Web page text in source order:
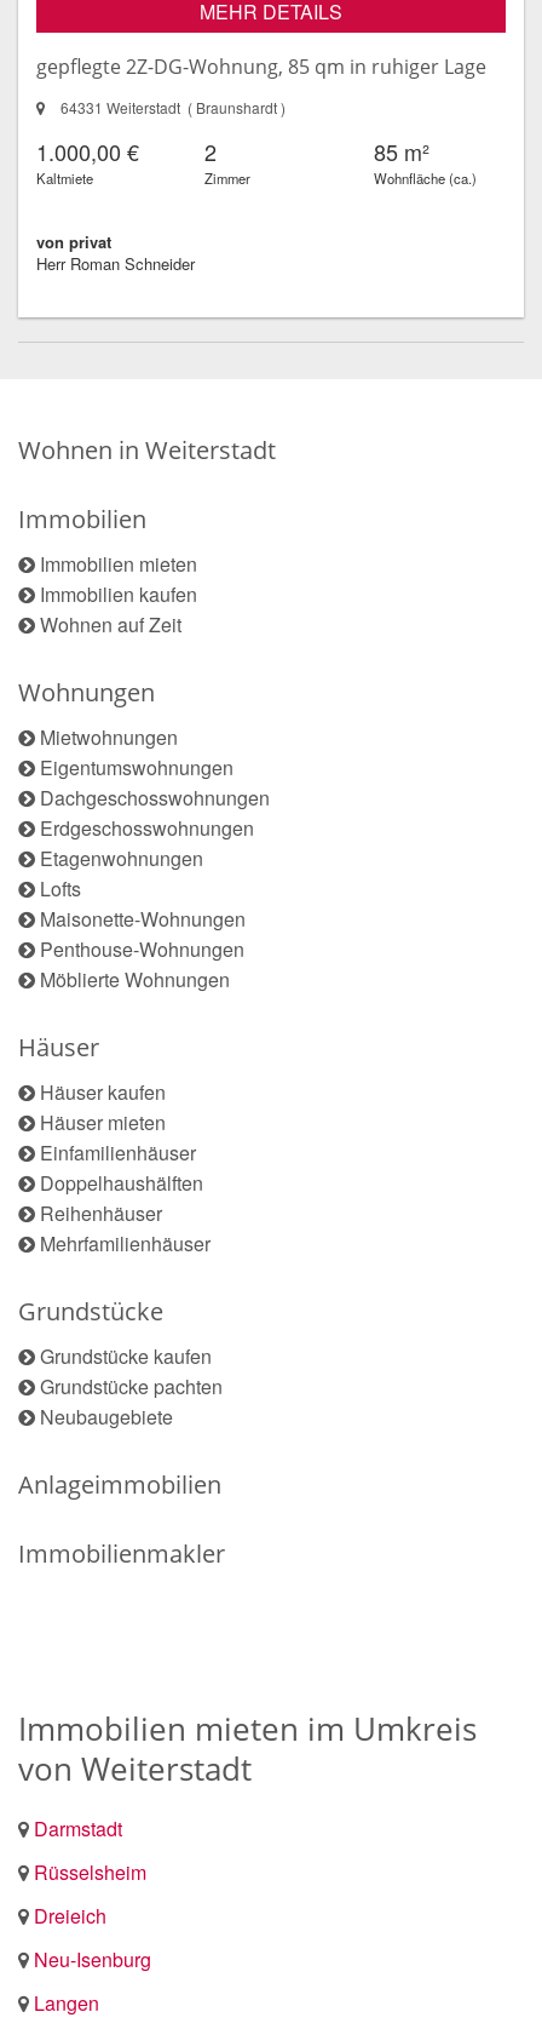
MEHR DETAILS
gepflegte 2Z-DG-Wohnung, 85 qm in ruhiger Lage
64331 Weiterstadt ( Braunshardt )
1.000,00 €
Kaltmiete
2
Zimmer
85 m²
Wohnfläche (ca.)
von privat
Herr Roman Schneider
Wohnen in Weiterstadt
Immobilien
Immobilien mieten
Immobilien kaufen
Wohnen auf Zeit
Wohnungen
Mietwohnungen
Eigentumswohnungen
Dachgeschosswohnungen
Erdgeschosswohnungen
Etagenwohnungen
Lofts
Maisonette-Wohnungen
Penthouse-Wohnungen
Möblierte Wohnungen
Häuser
Häuser kaufen
Häuser mieten
Einfamilienhäuser
Doppelhaushälften
Reihenhäuser
Mehrfamilienhäuser
Grundstücke
Grundstücke kaufen
Grundstücke pachten
Neubaugebiete
Anlageimmobilien
Immobilienmakler
Immobilien mieten im Umkreis
von Weiterstadt
Darmstadt
Rüsselsheim
Dreieich
Neu-Isenburg
Langen